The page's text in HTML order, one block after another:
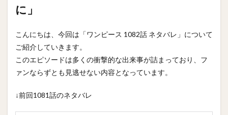
に」
こんにちは、今回は「ワンピース 1082話 ネタバレ」について
ご紹介していきます。
このエピソードは多くの衝撃的な出来事が詰まっており、フ
ァンならずとも見逃せない内容となっています。
↓前回1081話のネタバレ